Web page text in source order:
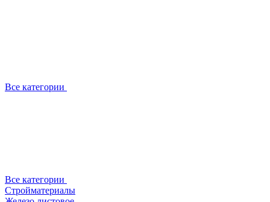
Все категории
Все категории
Стройматериалы